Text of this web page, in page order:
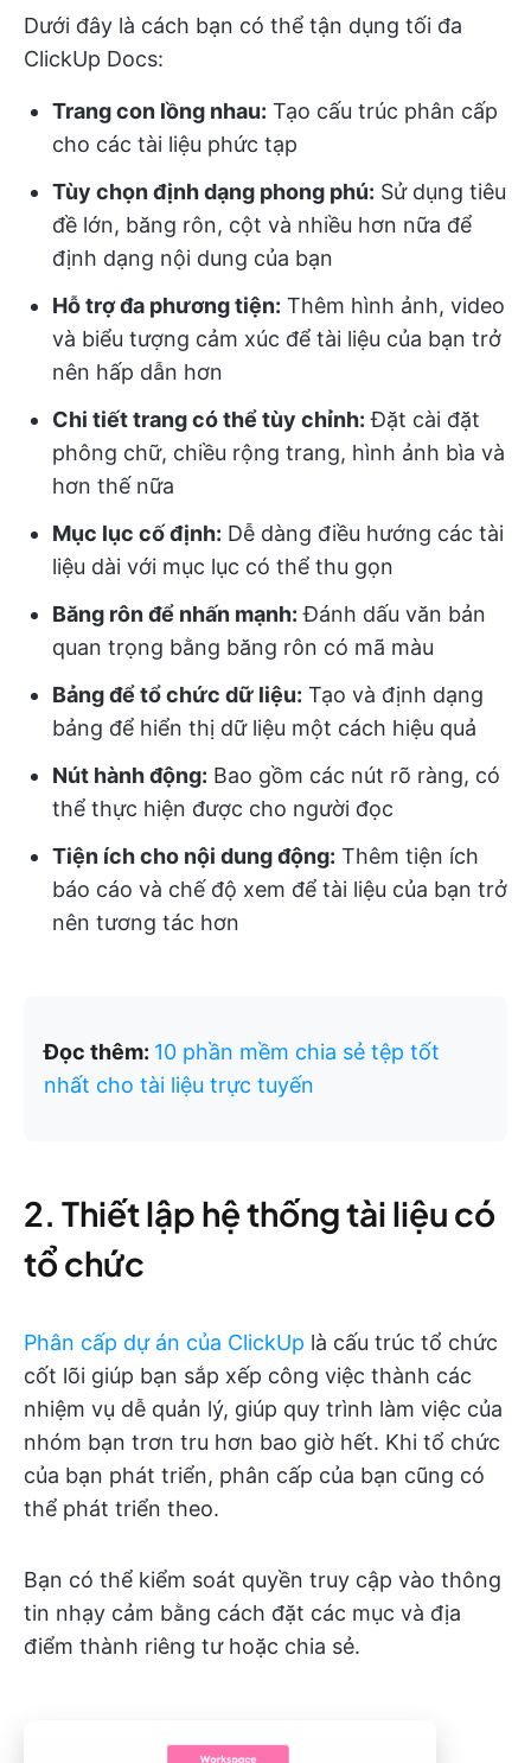
Dưới đây là cách bạn có thể tận dụng tối đa
ClickUp Docs:
Trang con lồng nhau: Tạo cấu trúc phân cấp
cho các tài liệu phức tạp
Tùy chọn định dạng phong phú: Sử dụng tiêu
đề lớn, băng rôn, cột và nhiều hơn nữa để
định dạng nội dung của bạn
Hỗ trợ đa phương tiện: Thêm hình ảnh, video
và biểu tượng cảm xúc để tài liệu của bạn trở
nên hấp dẫn hơn
Chi tiết trang có thể tùy chỉnh: Đặt cài đặt
phông chữ, chiều rộng trang, hình ảnh bìa và
hơn thế nữa
Mục lục cố định: Dễ dàng điều hướng các tài
liệu dài với mục lục có thể thu gọn
Băng rôn để nhấn mạnh: Đánh dấu văn bản
quan trọng bằng băng rôn có mã màu
Bảng để tổ chức dữ liệu: Tạo và định dạng
bảng để hiển thị dữ liệu một cách hiệu quả
Nút hành động: Bao gồm các nút rõ ràng, có
thể thực hiện được cho người đọc
Tiện ích cho nội dung động: Thêm tiện ích
báo cáo và chế độ xem để tài liệu của bạn trở
nên tương tác hơn
Đọc thêm: 10 phần mềm chia sẻ tệp tốt
nhất cho tài liệu trực tuyến
2. Thiết lập hệ thống tài liệu có
tổ chức
Phân cấp dự án của ClickUp là cấu trúc tổ chức
cốt lõi giúp bạn sắp xếp công việc thành các
nhiệm vụ dễ quản lý, giúp quy trình làm việc của
nhóm bạn trơn tru hơn bao giờ hết. Khi tổ chức
của bạn phát triển, phân cấp của bạn cũng có
thể phát triển theo.
Bạn có thể kiểm soát quyền truy cập vào thông
tin nhạy cảm bằng cách đặt các mục và địa
điểm thành riêng tư hoặc chia sẻ.